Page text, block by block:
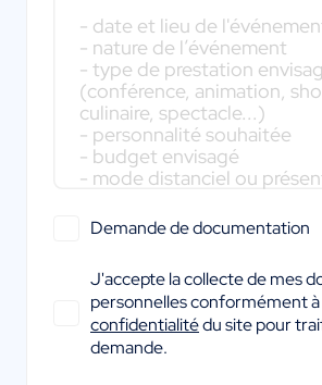
Demande de documentation
J'accepte la collecte de mes
personnelles conformément à
confidentialitédu site pour
demande.